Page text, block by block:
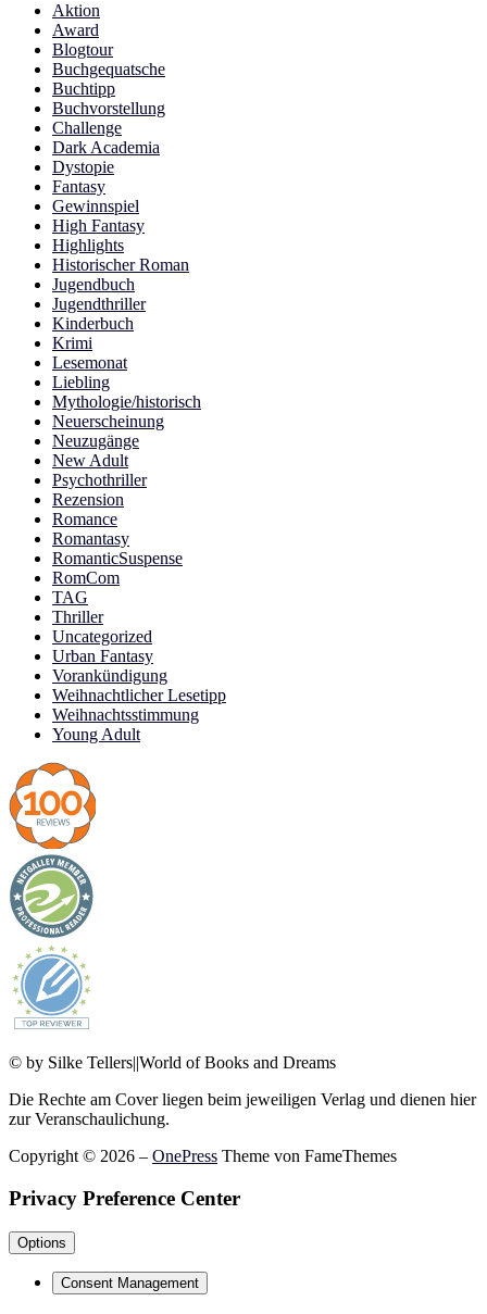
Aktion
Award
Blogtour
Buchgequatsche
Buchtipp
Buchvorstellung
Challenge
Dark Academia
Dystopie
Fantasy
Gewinnspiel
High Fantasy
Highlights
Historischer Roman
Jugendbuch
Jugendthriller
Kinderbuch
Krimi
Lesemonat
Liebling
Mythologie/historisch
Neuerscheinung
Neuzugänge
New Adult
Psychothriller
Rezension
Romance
Romantasy
RomanticSuspense
RomCom
TAG
Thriller
Uncategorized
Urban Fantasy
Vorankündigung
Weihnachtlicher Lesetipp
Weihnachtsstimmung
Young Adult
© by Silke Tellers||World of Books and Dreams
Die Rechte am Cover liegen beim jeweiligen Verlag und dienen hier
zur Veranschaulichung.
Copyright © 2026 – OnePress Theme von FameThemes
Privacy Preference Center
Options
Consent Management